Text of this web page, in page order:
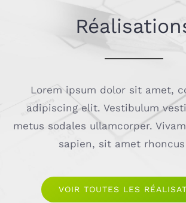
Lorem ipsum dolor sit amet,
adipiscing elit. Vestibulum
metus sodales ullamcorper.
sapien, sit amet
VOIR TOUTES LES